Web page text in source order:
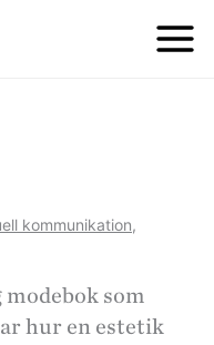
kommunikation,
som
hur en estetik